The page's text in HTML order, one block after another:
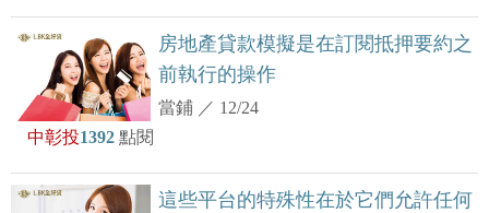
房地產貸款模擬是在訂閱抵押要約之
前執行的操作
當鋪 ／ 12/24
中彰投1392 點閱
這些平台的特殊性在於它們允許任何